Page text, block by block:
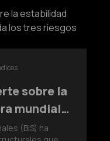
sobre la
mundial?
(BIS) ha